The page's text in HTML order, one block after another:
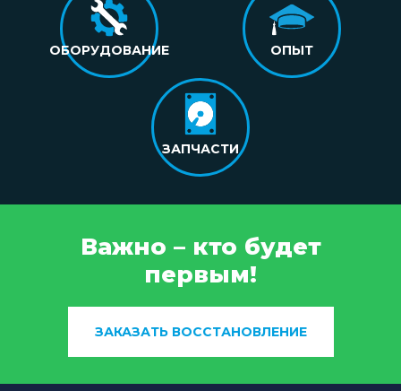
ОБОРУДОВАНИЕ ОПЫТ
ЗАПЧАСТИ
Важно – кто будет
первым!
ЗАКАЗАТЬ ВОССТАНОВЛЕНИЕ